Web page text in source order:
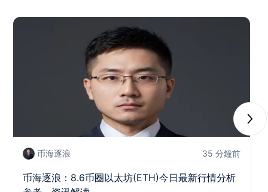
币海逐浪 35 分鐘前
币海逐浪：8.6币圈以太坊(ETH)今日最新行情分析